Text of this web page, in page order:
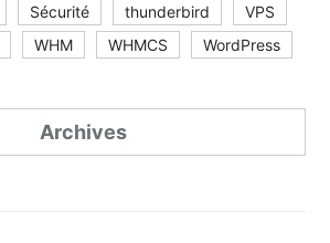
Sécurité thunderbird
VPS
WHM WHMCS WordPress
Archives